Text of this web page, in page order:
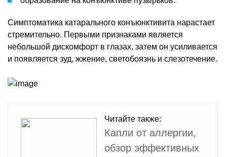
Симптоматика катарального конъюнктивита нарастает
стремительно. Первыми признаками является
небольшой дискомфорт в глазах, затем он усиливается
и появляется зуд, жжение, светобоязнь и слезотечение.
Читайте также:
Капли от аллергии,
обзор эффективных